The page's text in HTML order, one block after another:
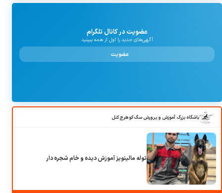
عضویت در کانال تلگرام
آگهی‌های جدید را اول از همه ببینید
عضویت
باشگاه بزرگ آموزش و پرورش سگ کوهرج کنل
توله مالینویز آموزش دیده و خام شجره دار